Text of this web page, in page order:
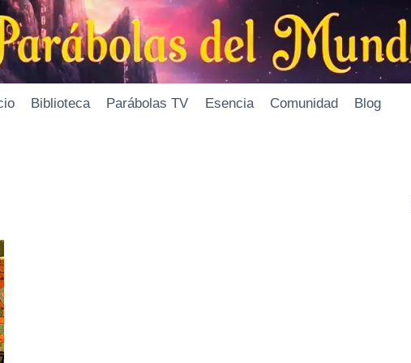
Biblioteca Parábolas TV Esencia Comunidad Blog